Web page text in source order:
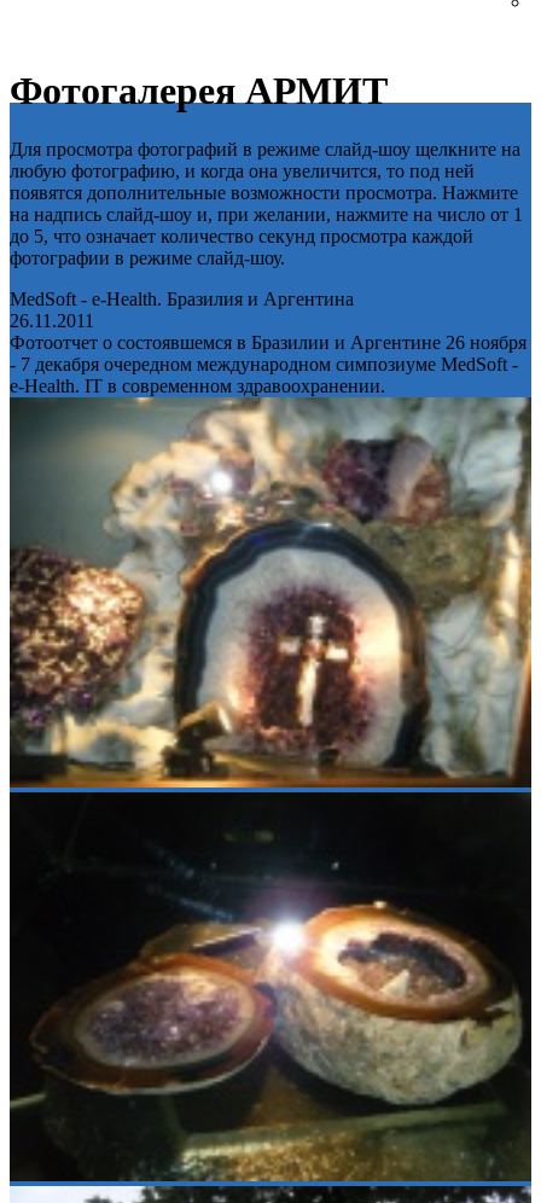
Фотогалерея АРМИТ
Для просмотра фотографий в режиме слайд-шоу щелкните на
любую фотографию, и когда она увеличится, то под ней
появятся дополнительные возможности просмотра. Нажмите
на надпись слайд-шоу и, при желании, нажмите на число от 1
до 5, что означает количество секунд просмотра каждой
фотографии в режиме слайд-шоу.
MedSoft - e-Health. Бразилия и Аргентина
26.11.2011
Фотоотчет о состоявшемся в Бразилии и Аргентине 26 ноября
- 7 декабря очередном международном симпозиуме MedSoft -
e-Health. IT в современном здравоохранении.